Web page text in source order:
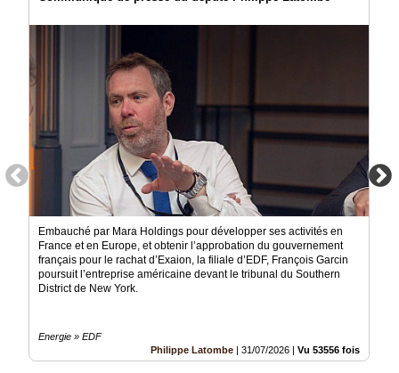
Embauché par Mara Holdings pour développer ses activités en
France et en Europe, et obtenir l’approbation du gouvernement
français pour le rachat d’Exaion, la filiale d’EDF, François Garcin
poursuit l’entreprise américaine devant le tribunal du Southern
District de New York.
Energie » EDF
Philippe Latombe | 31/07/2026 | Vu 53556 fois